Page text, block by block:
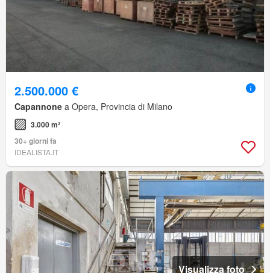
2.500.000 €
Capannone a Opera, Provincia di Milano
3.000 m²
30+ giorni fa
IDEALISTA.IT
Visualizza foto